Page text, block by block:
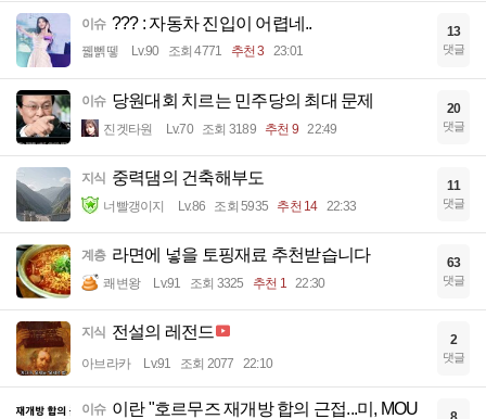
이슈 ??? : 자동차 진입이 어렵네..
꿻뻵뗗 Lv.90 조회 4771 추천 3 23:01
13
댓글
이슈 당원대회 치르는 민주당의 최대 문제
진겟타원 Lv.70 조회 3189 추천 9 22:49
20
댓글
지식 중력댐의 건축해부도
너빨갱이지 Lv.86 조회 5935 추천 14 22:33
11
댓글
계층 라면에 넣을 토핑재료 추천받습니다
쾌변왕 Lv.91 조회 3325 추천 1 22:30
63
댓글
지식 전설의 레전드
아브라카 Lv.91 조회 2077 22:10
2
댓글
이슈 이란 "호르무즈 재개방 합의 근접...미, MOU